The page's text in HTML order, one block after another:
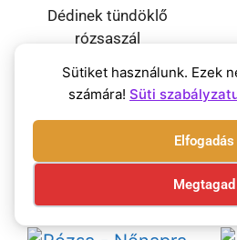
Sütiket használunk. Ezek
számára! Süti
Elfogadás
Megtagad
Dédinek tündöklő
rózsaszál
Akciós vissza
vonásig!
2.590Ft
1.990Ft